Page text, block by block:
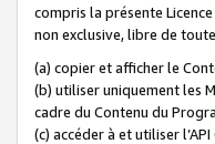
compris la présente
non exclusive, libre de
(a) copier et afficher le
(b) utiliser uniquement les
cadre du Contenu du
(c) accéder à et utiliser